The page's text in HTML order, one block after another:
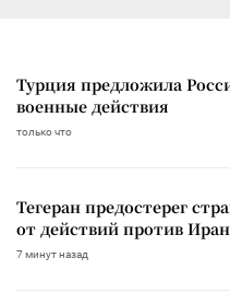
Турция предложила
военные действия
только что
Тегеран предостерег
от действий против
7 минут назад